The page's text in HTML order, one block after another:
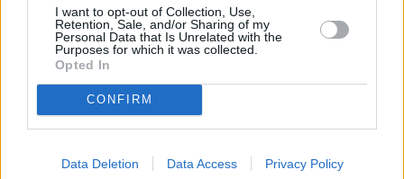
I want to opt-out of Collection, Use,
Retention, Sale, and/or Sharing of my
Personal Data that Is Unrelated with the
Purposes for which it was collected.
Opted In
CONFIRM
Data Deletion Data Access Privacy Policy
Leicht
Tomatensauce im Thermomix
Leicht